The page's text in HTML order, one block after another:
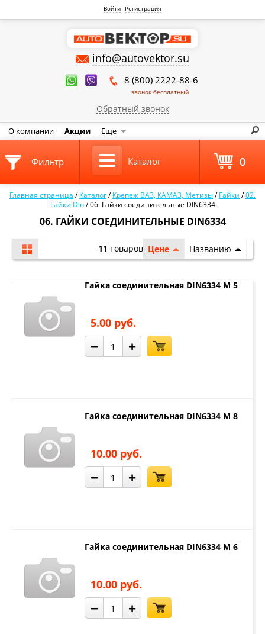
Войти Регистрация
info@autovektor.su
8 (800) 2222-88-6
звонок бесплатный
Обратный звонок
О компании Акции Еще
Главная страница /Каталог/Крепеж ВАЗ, КАМАЗ, Метизы/Гайки /02.
Гайки Din /06. Гайки соединительные DIN6334
06. ГАЙКИ СОЕДИНИТЕЛЬНЫЕ DIN6334
Цене Названию
11 товаров
Гайка соединительная DIN6334 М 5
5.00 руб.
− +
Гайка соединительная DIN6334 М 8
10.00 руб.
− +
Гайка соединительная DIN6334 М 6
10.00 руб.
− +
Фильтр Каталог 0